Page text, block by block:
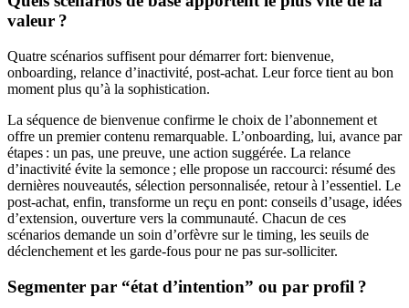
valeur ?
Quatre scénarios suffisent pour démarrer fort: bienvenue,
onboarding, relance d’inactivité, post-achat. Leur force tient au bon
moment plus qu’à la sophistication.
La séquence de bienvenue confirme le choix de l’abonnement et
offre un premier contenu remarquable. L’onboarding, lui, avance par
étapes : un pas, une preuve, une action suggérée. La relance
d’inactivité évite la semonce ; elle propose un raccourci: résumé des
dernières nouveautés, sélection personnalisée, retour à l’essentiel. Le
post-achat, enfin, transforme un reçu en pont: conseils d’usage, idées
d’extension, ouverture vers la communauté. Chacun de ces
scénarios demande un soin d’orfèvre sur le timing, les seuils de
déclenchement et les garde-fous pour ne pas sur-solliciter.
Segmenter par “état d’intention” ou par profil ?